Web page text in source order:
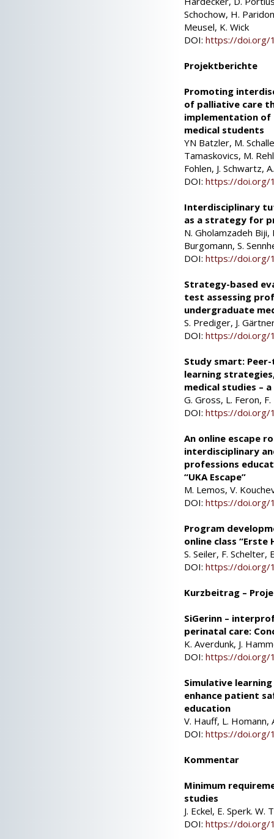
Schochow, H.
Meusel, K. Wick
DOI:https://doi.org/
Projektberichte
Promoting
of palliative care
implementation of
medical students
YN Batzler, M.
Tamaskovics, M.
Fohlen, J. Schwartz,
DOI:https://doi.org/
Interdisciplinary
as a strategy for
N. Gholamzadeh Biji,
Burgomann, S.
DOI:https://doi.org/
Strategy-based
test assessing
undergraduate
S. Prediger, J.
DOI:https://doi.org/
Study smart:
learning
medical studies –
G. Gross, L. Feron,
DOI:https://doi.org/
An online escape
interdisciplinary
professions
“UKA Escape”
M. Lemos, V.
DOI:https://doi.org/
Program
online class “Erste
S. Seiler, F. Schelter,
DOI:https://doi.org/
Kurzbeitrag –
SiGerinn –
perinatal care:
K. Averdunk, J.
DOI:https://doi.org/
Simulative
enhance patient
education
V. Hauff, L. Homann,
DOI:https://doi.org/
Kommentar
Minimum
studies
J. Eckel, E. Sperk.
DOI:https://doi.org/